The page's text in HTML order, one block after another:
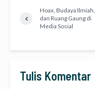
Hoax, Budaya Ilmiah,
dan Ruang Gaung di
Media Sosial
Tulis Komentar